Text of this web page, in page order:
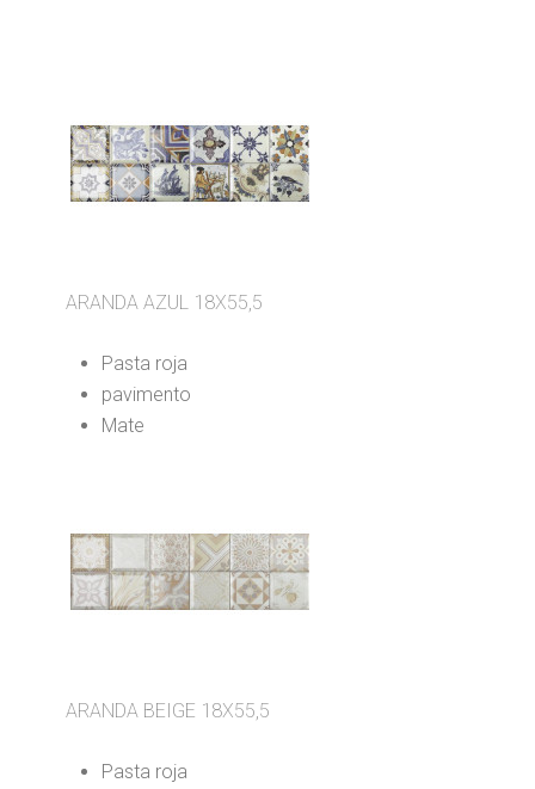
ARANDA AZUL 18X55,5
Pasta roja
pavimento
Mate
ARANDA BEIGE 18X55,5
Pasta roja